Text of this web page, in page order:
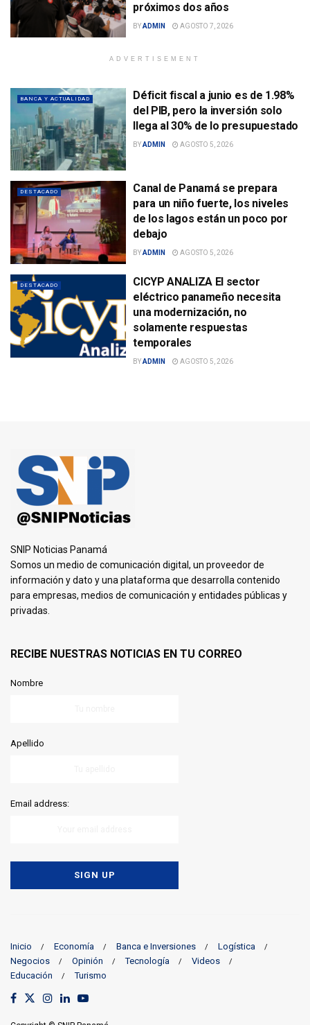
próximos dos años
BYADMIN AGOSTO 7, 2026
ADVERTISEMENT
BANCA Y ACTUALIDAD
Déficit fiscal a junio es de 1.98%
del PIB, pero la inversión solo
llega al 30% de lo presupuestado
BYADMIN AGOSTO 5, 2026
DESTACADO
Canal de Panamá se prepara
para un niño fuerte, los niveles
de los lagos están un poco por
debajo
BYADMIN AGOSTO 5, 2026
DESTACADO
CICYP ANALIZA El sector
eléctrico panameño necesita
una modernización, no
solamente respuestas
temporales
BYADMIN AGOSTO 5, 2026
SNIP Noticias Panamá
Somos un medio de comunicación digital, un proveedor de
información y dato y una plataforma que desarrolla contenido
para empresas, medios de comunicación y entidades públicas y
privadas.
RECIBE NUESTRAS NOTICIAS EN TU CORREO
Nombre
Apellido
Email address:
Inicio Economía Banca e Inversiones
Logística
Negocios
Opinión Tecnología
Videos
Educación
Turismo